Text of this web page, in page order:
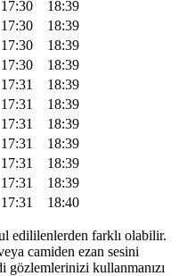
17:30
18:39
17:30
18:39
17:30
18:39
17:30
18:39
17:31
18:39
17:31
18:39
17:31
18:39
17:31
18:39
17:31
18:39
17:31
18:39
17:31 18:40
edililenlerden farklı olabilir.
camiden ezan sesini
gözlemlerinizi kullanmanızı